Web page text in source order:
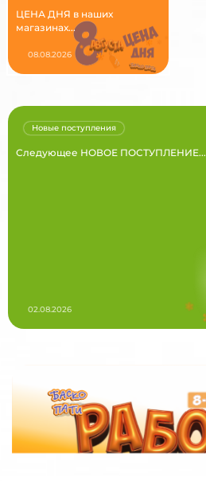
ЦЕНА ДНЯ в наших
магазинах...
08.08.2026
Следующее НОВОЕ ПОСТУПЛЕНИЕ...
Новые поступления
02.08.2026